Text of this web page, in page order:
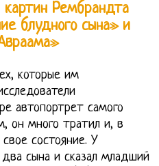
картин Рембрандта
блудного сына» и
которые им
автопортрет самого
он много тратил и, в
состояние. У
два сына и сказал младший